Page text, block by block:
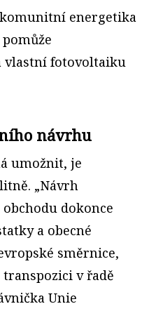
energetika
vlastní fotovoltaiku
návrhu
umožnit, je
„Návrh
dokonce
a obecné
směrnice,
v řadě
Unie